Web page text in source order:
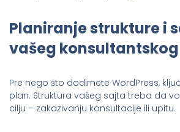
Planiranje strukture i
vašeg
Pre nego što dodirnete WordPress,
plan. Struktura vašeg sajta treba da
cilju – zakazivanju konsultacije ili upitu.